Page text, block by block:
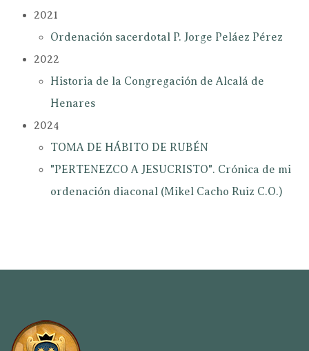
2021
Ordenación sacerdotal P. Jorge Peláez Pérez
2022
Historia de la Congregación de Alcalá de
Henares
2024
TOMA DE HÁBITO DE RUBÉN
"PERTENEZCO A JESUCRISTO". Crónica de mi
ordenación diaconal (Mikel Cacho Ruiz C.O.)